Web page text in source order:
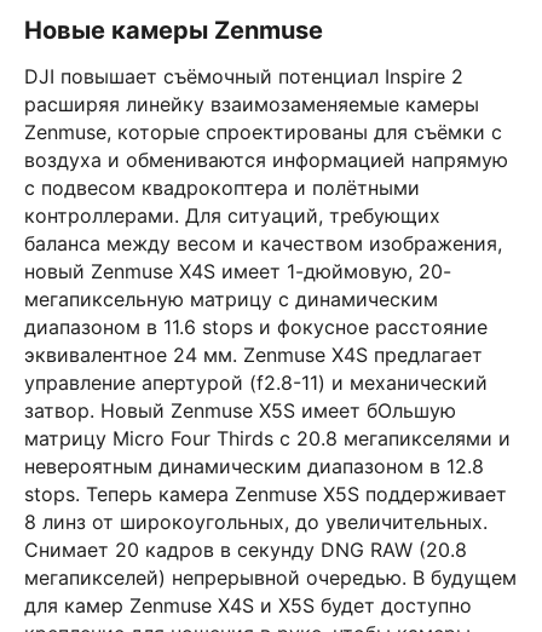
Новые камеры Zenmuse
DJI повышает съёмочный потенциал Inspire 2
расширяя линейку взаимозаменяемые камеры
Zenmuse, которые спроектированы для съёмки с
воздуха и обмениваются информацией напрямую
с подвесом квадрокоптера и полётными
контроллерами. Для ситуаций, требующих
баланса между весом и качеством изображения,
новый Zenmuse X4S имеет 1-дюймовую, 20-
мегапиксельную матрицу с динамическим
диапазоном в 11.6 stops и фокусное расстояние
эквивалентное 24 мм. Zenmuse X4S предлагает
управление апертурой (f2.8-11) и механический
затвор. Новый Zenmuse X5S имеет бОльшую
матрицу Micro Four Thirds с 20.8 мегапикселями и
невероятным динамическим диапазоном в 12.8
stops. Теперь камера Zenmuse X5S поддерживает
8 линз от широкоугольных, до увеличительных.
Снимает 20 кадров в секунду DNG RAW (20.8
мегапикселей) непрерывной очередью. В будущем
для камер Zenmuse X4S и X5S будет доступно